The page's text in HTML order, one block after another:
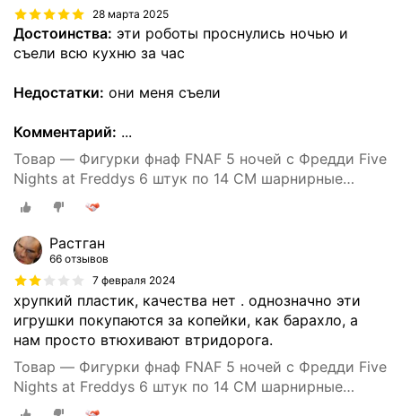
28 марта 2025
Достоинства: эти роботы проснулись ночью и
съели всю кухню за час
Недостатки: они меня съели
Комментарий: ...
Товар — Фигурки фнаф FNAF 5 ночей с Фредди Five
Nights at Freddys 6 штук по 14 СМ шарнирные
шоколадная серия
Растган
66 отзывов
7 февраля 2024
хрупкий пластик, качества нет . однозначно эти
игрушки покупаются за копейки, как барахло, а
нам просто втюхивают втридорога.
Товар — Фигурки фнаф FNAF 5 ночей с Фредди Five
Nights at Freddys 6 штук по 14 СМ шарнирные
шоколадная серия